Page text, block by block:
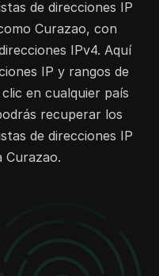
3584
16384
2048
65536
2048
768
8192
16384
de direcciones IP
Curazao, con
IPv4. Aquí
IP y rangos de
en cualquier país
recuperar los
de direcciones IP
Curazao.